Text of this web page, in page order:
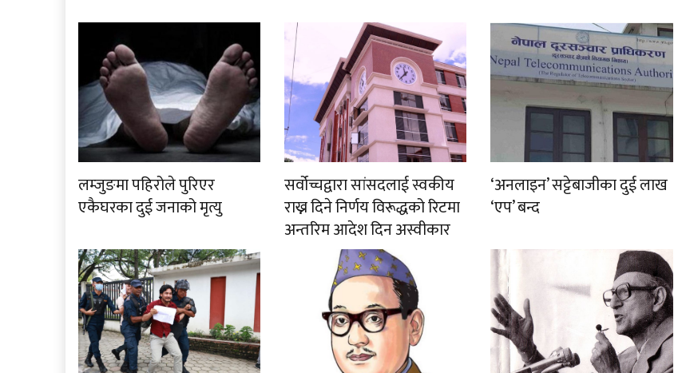
लम्जुङमा पहिरोले पुरिएर
एकैघरका दुई जनाको मृत्यु
सर्वोच्चद्वारा सांसदलाई स्वकीय
राख्न दिने निर्णय विरूद्धको रिटमा
अन्तरिम आदेश दिन अस्वीकार
‘अनलाइन’ सट्टेबाजीका दुई लाख
‘एप’ बन्द